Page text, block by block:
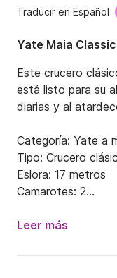
Traducir en Español
Yate Maia
Este crucero
está listo para su
diarias y al
Categoría: Yate a
Tipo: Crucero
Eslora: 17 metros
Camarotes: 2
Año de
Motor: 2 × 265
Leer más